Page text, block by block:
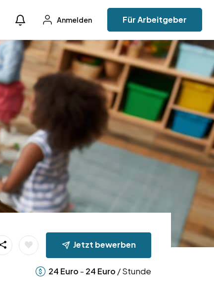
Anmelden Für Arbeitgeber
Jetzt bewerben
24 Euro - 24 Euro / Stunde